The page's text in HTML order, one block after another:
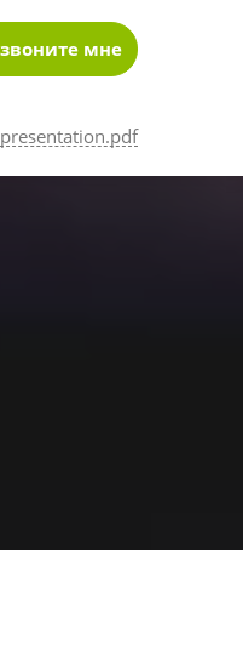
мне
presentation.pdf